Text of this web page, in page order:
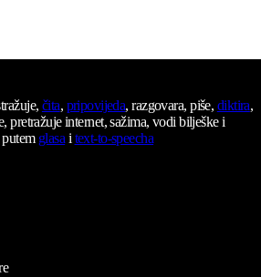
čita, pripovijeda, razgovara, piše, diktira,
pretražuje internet, sažima, vodi bilješke i
glasaitext-to-speecha